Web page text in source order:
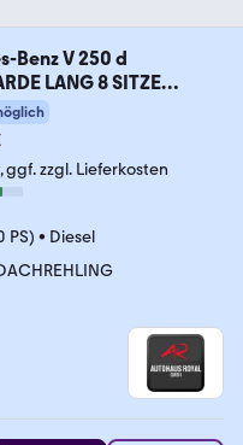
Benz V 250 d
LANG 8 SITZE
ggf. zzgl. Lieferkosten
PS) • Diesel